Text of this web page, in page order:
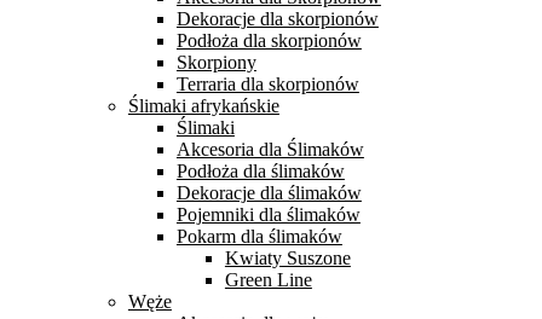
Dekoracje dla skorpionów
Podłoża dla skorpionów
Skorpiony
Terraria dla skorpionów
Ślimaki afrykańskie
Ślimaki
Akcesoria dla Ślimaków
Podłoża dla ślimaków
Dekoracje dla ślimaków
Pojemniki dla ślimaków
Pokarm dla ślimaków
Kwiaty Suszone
Green Line
Węże